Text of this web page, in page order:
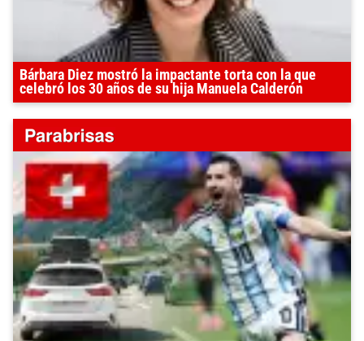
Bárbara Diez mostró la impactante torta con la que
celebró los 30 años de su hija Manuela Calderón